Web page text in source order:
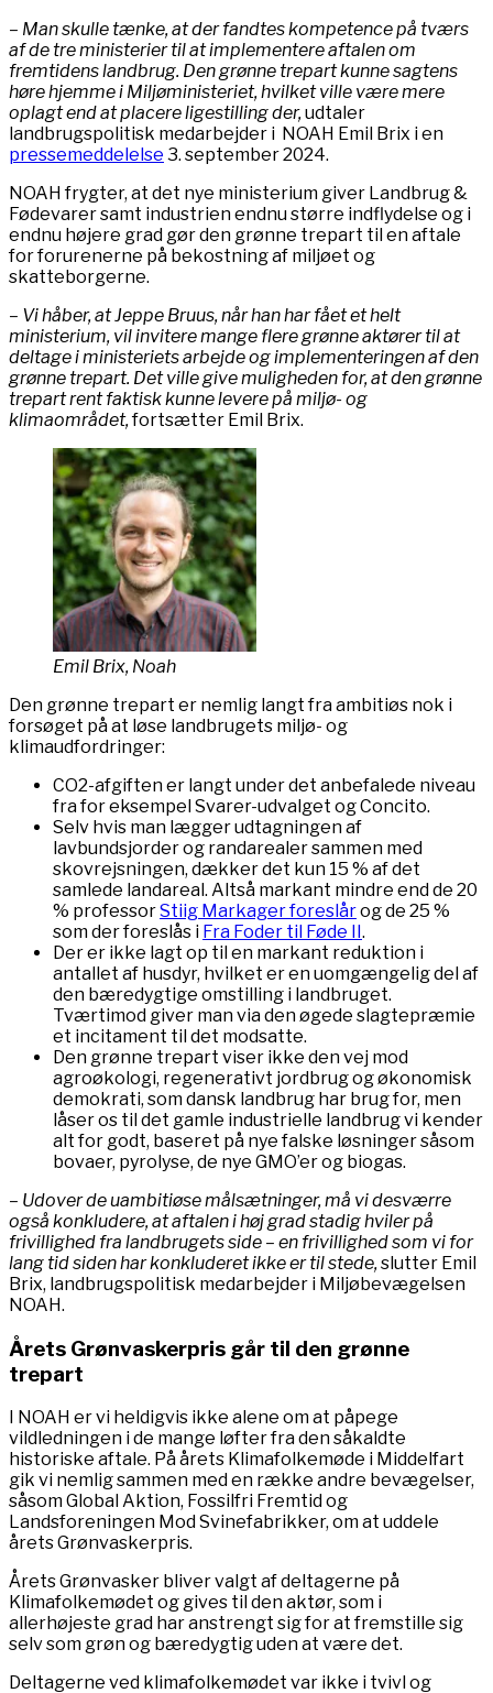
– Man skulle tænke, at der fandtes kompetence på tværs
af de tre ministerier til at implementere aftalen om
fremtidens landbrug. Den grønne trepart kunne sagtens
høre hjemme i Miljøministeriet, hvilket ville være mere
oplagt end at placere ligestilling der,udtaler
landbrugspolitisk medarbejder i NOAH Emil Brix i en
pressemeddelelse 3. september 2024.
NOAH frygter, at det nye ministerium giver Landbrug &
Fødevarer samt industrien endnu større indflydelse og i
endnu højere grad gør den grønne trepart til en aftale
for forurenerne på bekostning af miljøet og
skatteborgerne.
– Vi håber, at Jeppe Bruus, når han har fået et helt
ministerium, vil invitere mange flere grønne aktører til at
deltage i ministeriets arbejde og implementeringen af den
grønne trepart. Det ville give muligheden for, at den grønne
trepart rent faktisk kunne levere på miljø- og
klimaområdet,fortsætter Emil Brix.
Emil Brix, Noah
Den grønne trepart er nemlig langt fra ambitiøs nok i
forsøget på at løse landbrugets miljø- og
klimaudfordringer:
CO2-afgiften er langt under det anbefalede niveau
fra for eksempel Svarer-udvalget og Concito.
Selv hvis man lægger udtagningen af
lavbundsjorder og randarealer sammen med
skovrejsningen, dækker det kun 15 % af det
samlede landareal. Altså markant mindre end de 20
% professorStiig Markager foreslårog de 25 %
som der foreslås i Fra Foder til Føde II.
Der er ikke lagt op til en markant reduktion i
antallet af husdyr, hvilket er en uomgængelig del af
den bæredygtige omstilling i landbruget.
Tværtimod giver man via den øgede slagtepræmie
et incitament til det modsatte.
Den grønne trepart viser ikke den vej mod
agroøkologi, regenerativt jordbrug og økonomisk
demokrati, som dansk landbrug har brug for, men
låser os til det gamle industrielle landbrug vi kender
alt for godt, baseret på nye falske løsninger såsom
bovaer, pyrolyse, de nye GMO’er og biogas.
– Udover de uambitiøse målsætninger, må vi desværre
også konkludere, at aftalen i høj grad stadig hviler på
frivillighed fra landbrugets side – en frivillighed som vi for
lang tid siden har konkluderet ikke er til stede,slutter Emil
Brix, landbrugspolitisk medarbejder i Miljøbevægelsen
NOAH.
Årets Grønvaskerpris går til den grønne
trepart
I NOAH er vi heldigvis ikke alene om at påpege
vildledningen i de mange løfter fra den såkaldte
historiske aftale. På årets Klimafolkemøde i Middelfart
gik vi nemlig sammen med en række andre bevægelser,
såsom Global Aktion, Fossilfri Fremtid og
Landsforeningen Mod Svinefabrikker, om at uddele
årets Grønvaskerpris.
Årets Grønvasker bliver valgt af deltagerne på
Klimafolkemødet og gives til den aktør, som i
allerhøjeste grad har anstrengt sig for at fremstille sig
selv som grøn og bæredygtig uden at være det.
Deltagerne ved klimafolkemødet var ikke i tvivl og